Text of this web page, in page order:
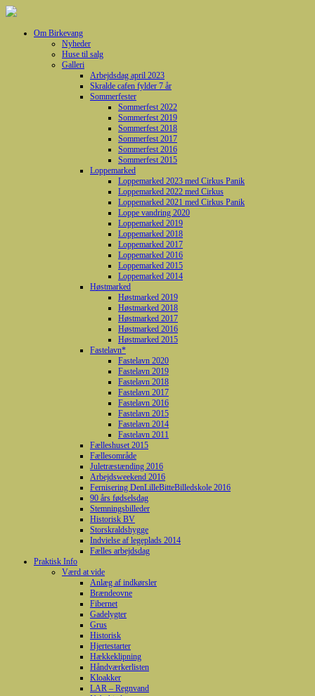
Om Birkevang
Nyheder
Huse til salg
Galleri
Arbejdsdag april 2023
Skralde cafen fylder 7 år
Sommerfester
Sommerfest 2022
Sommerfest 2019
Sommerfest 2018
Sommerfest 2017
Sommerfest 2016
Sommerfest 2015
Loppemarked
Loppemarked 2023 med Cirkus Panik
Loppemarked 2022 med Cirkus
Loppemarked 2021 med Cirkus Panik
Loppe vandring 2020
Loppemarked 2019
Loppemarked 2018
Loppemarked 2017
Loppemarked 2016
Loppemarked 2015
Loppemarked 2014
Høstmarked
Høstmarked 2019
Høstmarked 2018
Høstmarked 2017
Høstmarked 2016
Høstmarked 2015
Fastelavn*
Fastelavn 2020
Fastelavn 2019
Fastelavn 2018
Fastelavn 2017
Fastelavn 2016
Fastelavn 2015
Fastelavn 2014
Fastelavn 2011
Fælleshuset 2015
Fællesområde
Juletræstænding 2016
Arbejdsweekend 2016
Fernisering DenLilleBitteBilledskole 2016
90 års fødselsdag
Stemningsbilleder
Historisk BV
Storskraldshygge
Indvielse af legeplads 2014
Fælles arbejdsdag
Praktisk Info
Værd at vide
Anlæg af indkørsler
Brændeovne
Fibernet
Gadelygter
Grus
Historisk
Hjertestarter
Hækkeklipning
Håndværkerlisten
Kloakker
LAR – Regnvand